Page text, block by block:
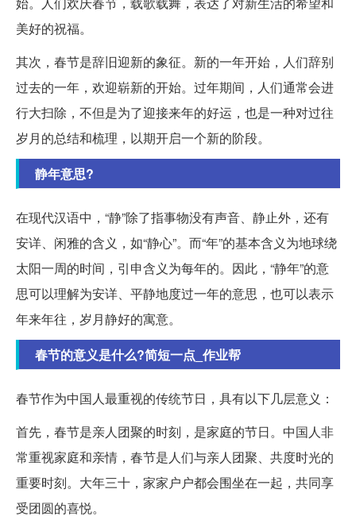
美好的祝福。
其次，春节是辞旧迎新的象征。新的一年开始，人们辞别
过去的一年，欢迎崭新的开始。过年期间，人们通常会进
行大扫除，不但是为了迎接来年的好运，也是一种对过往
岁月的总结和梳理，以期开启一个新的阶段。
静年意思?
在现代汉语中，“静”除了指事物没有声音、静止外，还有
安详、闲雅的含义，如“静心”。而“年”的基本含义为地球绕
太阳一周的时间，引申含义为每年的。因此，“静年”的意
思可以理解为安详、平静地度过一年的意思，也可以表示
年来年往，岁月静好的寓意。
春节的意义是什么?简短一点_作业帮
春节作为中国人最重视的传统节日，具有以下几层意义：
首先，春节是亲人团聚的时刻，是家庭的节日。中国人非
常重视家庭和亲情，春节是人们与亲人团聚、共度时光的
重要时刻。大年三十，家家户户都会围坐在一起，共同享
受团圆的喜悦。